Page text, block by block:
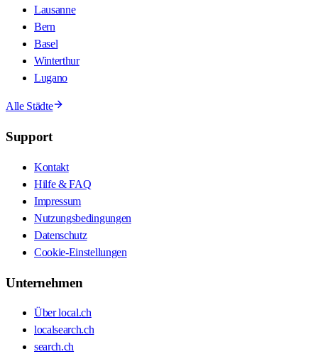
Lausanne
Bern
Basel
Winterthur
Lugano
Alle Städte
Support
Kontakt
Hilfe & FAQ
Impressum
Nutzungsbedingungen
Datenschutz
Cookie-Einstellungen
Unternehmen
Über local.ch
localsearch.ch
search.ch